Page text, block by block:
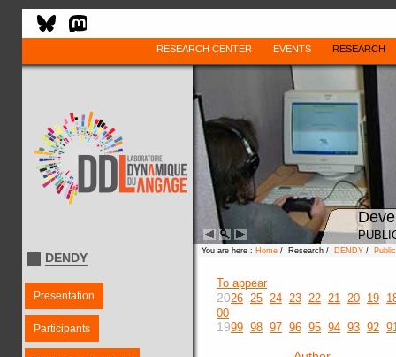
RESEARCH CENTER EVENTS RESEARCH
DENDY
Presentation
Participants
You are here : Home / Research / DENDY /
To appear
2026 25 24 23 22 21 20 19
00
1999 98 97 96 95 94 93 92